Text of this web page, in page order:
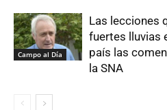
Campo al Día
Las lecciones
fuertes lluvias
país las
la SNA